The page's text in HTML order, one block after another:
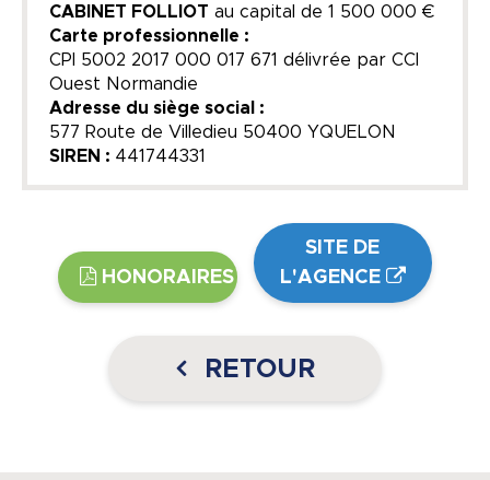
CABINET FOLLIOT au capital de 1 500 000 €
Carte professionnelle :
CPI 5002 2017 000 017 671 délivrée par CCI
Ouest Normandie
Adresse du siège social :
577 Route de Villedieu 50400 YQUELON
SIREN : 441744331
HONORAIRES
SITE DE
L'AGENCE
RETOUR